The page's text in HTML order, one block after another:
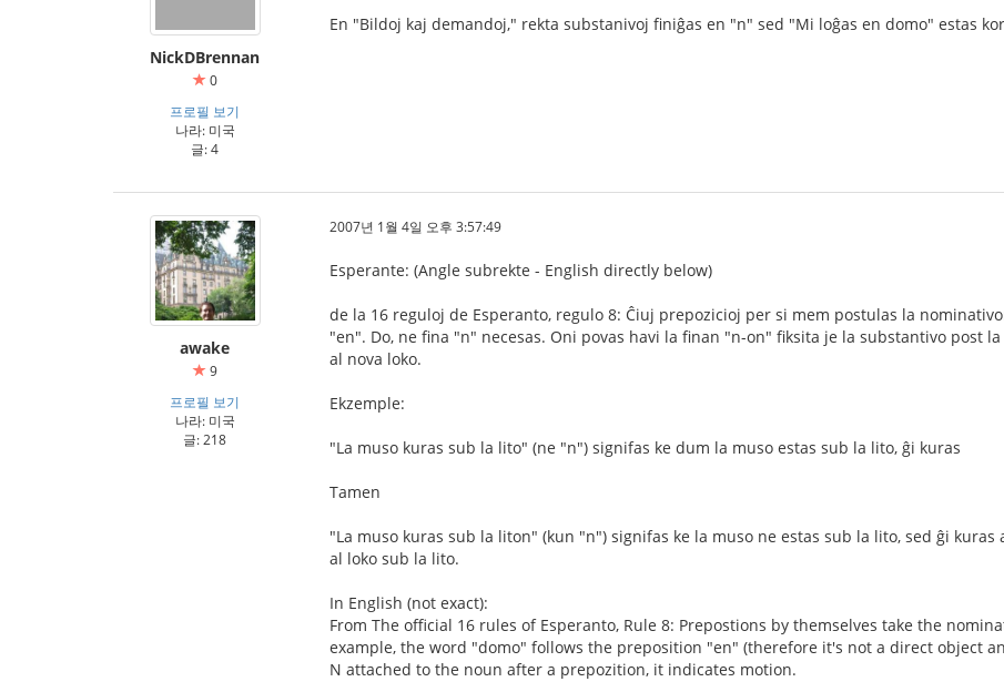
NickDBrennan
0
프로필 보기
나라: 미국
글: 4
En "Bildoj kaj demandoj," rekta substanivoj finiĝas en "n" sed "Mi loĝas en domo" estas
awake
9
프로필 보기
나라: 미국
글: 218
2007년 1월 4일 오후 3:57:49
Esperante: (Angle subrekte - English directly below)
de la 16 reguloj de Esperanto, regulo 8: Ĉiuj prepozicioj per si mem postulas la
"en". Do, ne fina "n" necesas. Oni povas havi la finan "n-on" fiksita je la substantivo post
al nova loko.
Ekzemple:
"La muso kuras sub la lito" (ne "n") signifas ke dum la muso estas sub la lito, ĝi kuras
Tamen
"La muso kuras sub la liton" (kun "n") signifas ke la muso ne estas sub la lito, sed ĝi
al loko sub la lito.
In English (not exact):
From The official 16 rules of Esperanto, Rule 8: Prepostions by themselves take the
example, the word "domo" follows the preposition "en" (therefore it's not a direct object
N attached to the noun after a prepozition, it indicates motion.